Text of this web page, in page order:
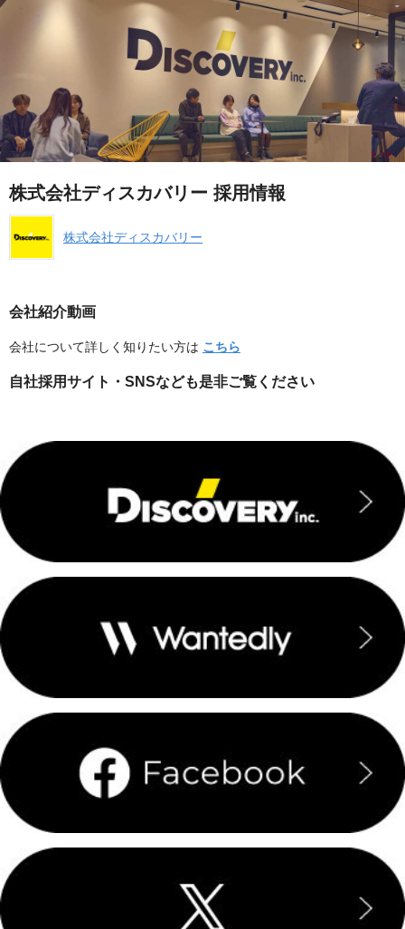
株式会社ディスカバリー 採用情報
株式会社ディスカバリー
会社紹介動画
会社について詳しく知りたい方は こちら
自社採用サイト・SNSなども是非ご覧ください